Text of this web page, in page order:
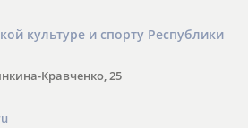
культуре и спорту Республики
Кравченко, 25